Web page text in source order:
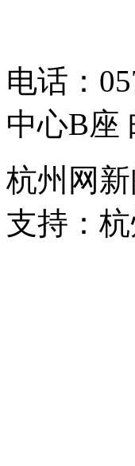
电话：
中心B座
杭州网
支持：